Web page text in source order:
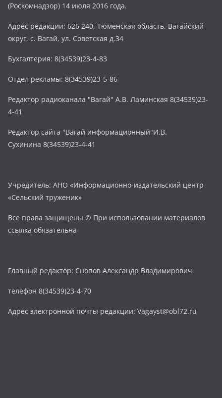
(Роскомнадзор) 14 июля 2016 года.
Адрес редакции: 626 240, Тюменская область, Вагайский
округ, с. Вагай, ул. Советская д.34
Бухгалтерия: 8(34539)23-4-83
Отдел рекламы: 8(34539)23-5-86
Редактор радиоканала "Вагай" А.В. Ламинская 8(34539)23-
4-41
Редактор сайта "Вагай информационный"И.В.
Сухинина 8(34539)23-4-41
Учредитель: АНО «Информационно-издательский центр
«Сельский труженик»
Все права защищены © При использовании материалов
ссылка обязательна
Главный редактор: Снопов Александр Владимирович
телефон 8(34539)23-4-70
Адрес электронной почты редакции: Vagayst@obl72.ru